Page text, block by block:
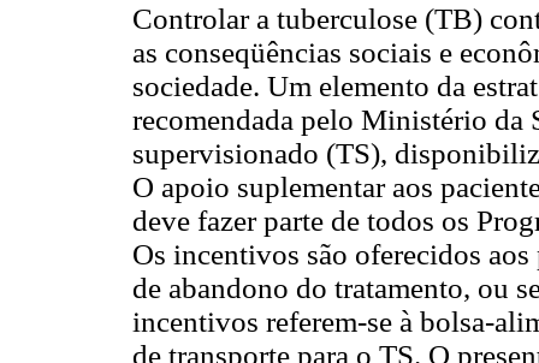
Controlar a tuberculose (TB)
as conseqüências sociais e
sociedade. Um elemento da
recomendada pelo Ministério da
supervisionado (TS),
O apoio suplementar aos
deve fazer parte de todos os
Os incentivos são oferecidos
de abandono do tratamento, ou
incentivos referem-se à bolsa-
de transporte para o TS. O